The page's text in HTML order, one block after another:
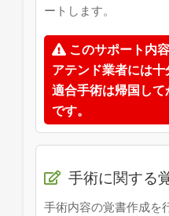
ートします。
このサポート内
アテンド業者には
適合手術は帰国し
です。
手術に関する
手術内容の覚書作成を